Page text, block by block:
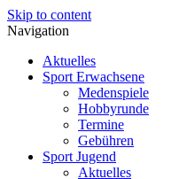
Skip to content
Navigation
Aktuelles
Sport Erwachsene
Medenspiele
Hobbyrunde
Termine
Gebühren
Sport Jugend
Aktuelles